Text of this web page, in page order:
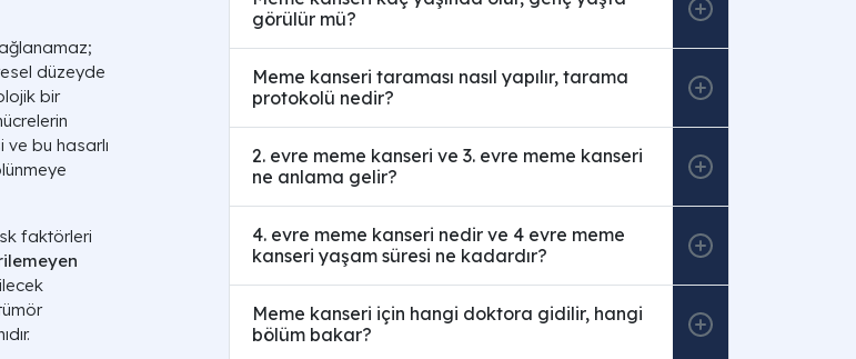
düzeyde
bir
bu hasarlı
faktörleri
görülür mü?
Meme kanseri taraması nasıl yapılır, tarama
protokolü nedir?
2. evre meme kanseri ve 3. evre meme kanseri
ne anlama gelir?
4. evre meme kanseri nedir ve 4 evre meme
kanseri yaşam süresi ne kadardır?
Meme kanseri için hangi doktora gidilir, hangi
bölüm bakar?